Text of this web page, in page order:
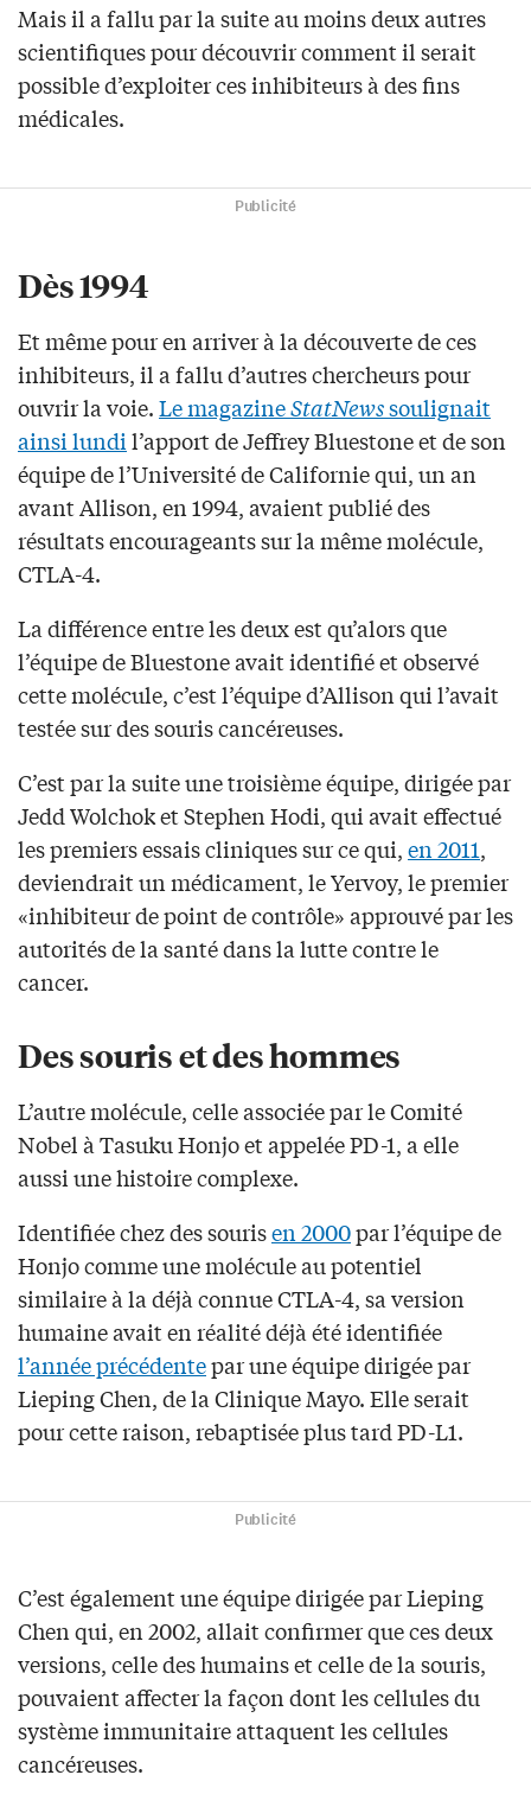
Mais il a fallu par la suite au moins deux autres
scientifiques pour découvrir comment il serait
possible d’exploiter ces inhibiteurs à des fins
médicales.
Publicité
Dès 1994
Et même pour en arriver à la découverte de ces
inhibiteurs, il a fallu d’autres chercheurs pour
ouvrir la voie.Le magazineStatNewssoulignait
ainsi lundil’apport de Jeffrey Bluestone et de son
équipe de l’Université de Californie qui, un an
avant Allison, en 1994, avaient publié des
résultats encourageants sur la même molécule,
CTLA-4.
La différence entre les deux est qu’alors que
l’équipe de Bluestone avait identifié et observé
cette molécule, c’est l’équipe d’Allison qui l’avait
testée sur des souris cancéreuses.
C’est par la suite une troisième équipe, dirigée par
Jedd Wolchok et Stephen Hodi, qui avait effectué
les premiers essais cliniques sur ce qui,en 2011,
deviendrait un médicament, le Yervoy, le premier
«inhibiteur de point de contrôle» approuvé par les
autorités de la santé dans la lutte contre le
cancer.
Des souris et des hommes
L’autre molécule, celle associée par le Comité
Nobel à Tasuku Honjo et appelée PD-1, a elle
aussi une histoire complexe.
Identifiée chez des sourisen 2000par l’équipe de
Honjo comme une molécule au potentiel
similaire à la déjà connue CTLA-4, sa version
humaine avait en réalité déjà été identifiée
l’année précédentepar une équipe dirigée par
Lieping Chen, de la Clinique Mayo. Elle serait
pour cette raison, rebaptisée plus tard PD-L1.
Publicité
C’est également une équipe dirigée par Lieping
Chen qui, en 2002, allait confirmer que ces deux
versions, celle des humains et celle de la souris,
pouvaient affecter la façon dont les cellules du
système immunitaire attaquent les cellules
cancéreuses.